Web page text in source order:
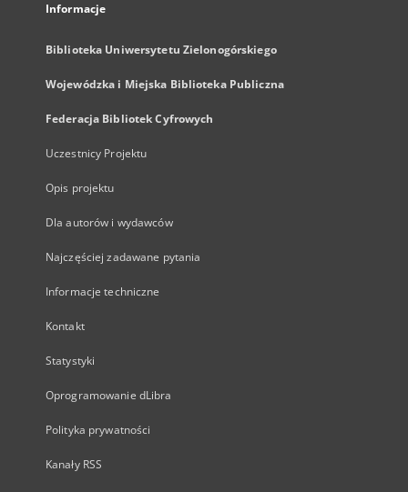
Informacje
Biblioteka Uniwersytetu Zielonogórskiego
Wojewódzka i Miejska Biblioteka Publiczna
Federacja Bibliotek Cyfrowych
Uczestnicy Projektu
Opis projektu
Dla autorów i wydawców
Najczęściej zadawane pytania
Informacje techniczne
Kontakt
Statystyki
Oprogramowanie dLibra
Polityka prywatności
Kanały RSS